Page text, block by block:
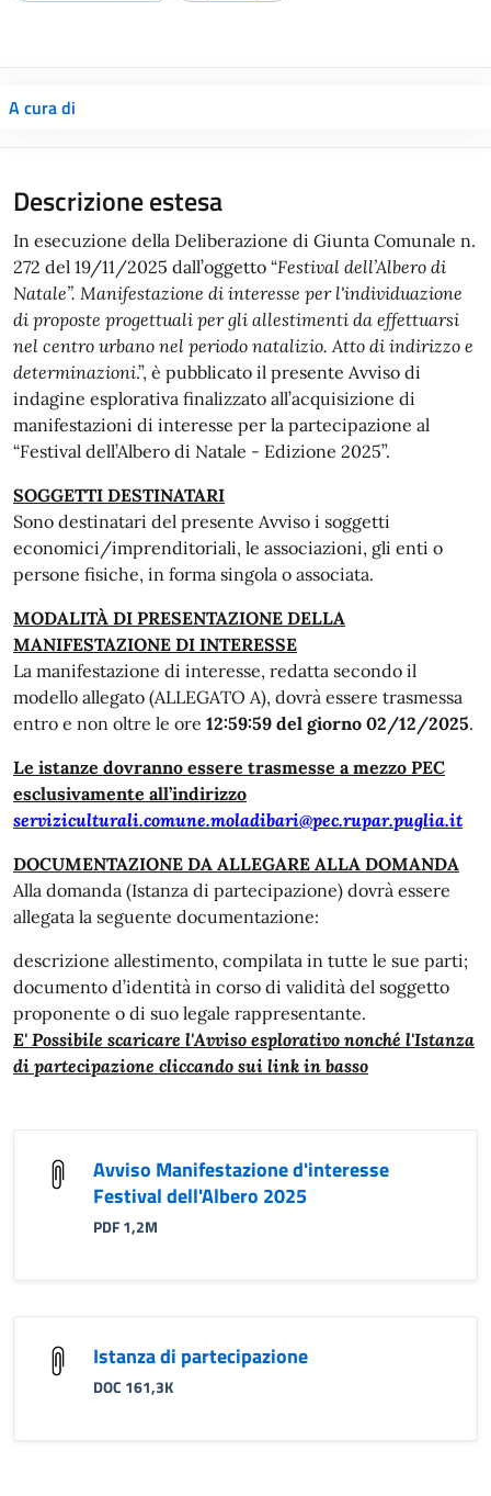
A cura di
Descrizione estesa
In esecuzione della Deliberazione di Giunta Comunale n.
272 del 19/11/2025 dall’oggetto “Festival dell’Albero di
Natale”. Manifestazione di interesse per l'individuazione
di proposte progettuali per gli allestimenti da effettuarsi
nel centro urbano nel periodo natalizio. Atto di indirizzo e
determinazioni.”, è pubblicato il presente Avviso di
indagine esplorativa finalizzato all’acquisizione di
manifestazioni di interesse per la partecipazione al
“Festival dell’Albero di Natale - Edizione 2025”.
SOGGETTI DESTINATARI
Sono destinatari del presente Avviso i soggetti
economici/imprenditoriali, le associazioni, gli enti o
persone fisiche, in forma singola o associata.
MODALITÀ DI PRESENTAZIONE DELLA
MANIFESTAZIONE DI INTERESSE
La manifestazione di interesse, redatta secondo il
modello allegato (ALLEGATO A), dovrà essere trasmessa
entro e non oltre le ore 12:59:59 del giorno 02/12/2025.
Le istanze dovranno essere trasmesse a mezzo PEC
esclusivamente all’indirizzo
serviziculturali.comune.moladibari@pec.rupar.puglia.it
DOCUMENTAZIONE DA ALLEGARE ALLA DOMANDA
Alla domanda (Istanza di partecipazione) dovrà essere
allegata la seguente documentazione:
descrizione allestimento, compilata in tutte le sue parti;
documento d’identità in corso di validità del soggetto
proponente o di suo legale rappresentante.
E' Possibile scaricare l'Avviso esplorativo nonché l'Istanza
di partecipazione cliccando sui link in basso
Avviso Manifestazione d'interesse
Festival dell'Albero 2025
PDF 1,2M
Istanza di partecipazione
DOC 161,3K